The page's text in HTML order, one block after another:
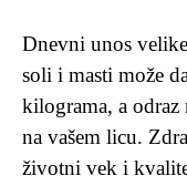
Dnevni unos
soli i masti može
kilograma, a odraz
na vašem licu.
životni vek i